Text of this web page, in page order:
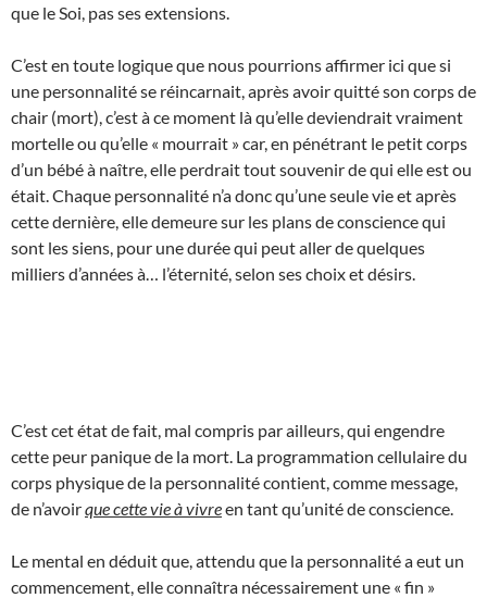
que le Soi, pas ses extensions.
C’est en toute logique que nous pourrions affirmer ici que si
une personnalité se réincarnait, après avoir quitté son corps de
chair (mort), c’est à ce moment là qu’elle deviendrait vraiment
mortelle ou qu’elle « mourrait » car, en pénétrant le petit corps
d’un bébé à naître, elle perdrait tout souvenir de qui elle est ou
était. Chaque personnalité n’a donc qu’une seule vie et après
cette dernière, elle demeure sur les plans de conscience qui
sont les siens, pour une durée qui peut aller de quelques
milliers d’années à… l’éternité, selon ses choix et désirs.
C’est cet état de fait, mal compris par ailleurs, qui engendre
cette peur panique de la mort. La programmation cellulaire du
corps physique de la personnalité contient, comme message,
de n’avoirque cette vie à vivreen tant qu’unité de conscience.
Le mental en déduit que, attendu que la personnalité a eut un
commencement, elle connaîtra nécessairement une « fin »